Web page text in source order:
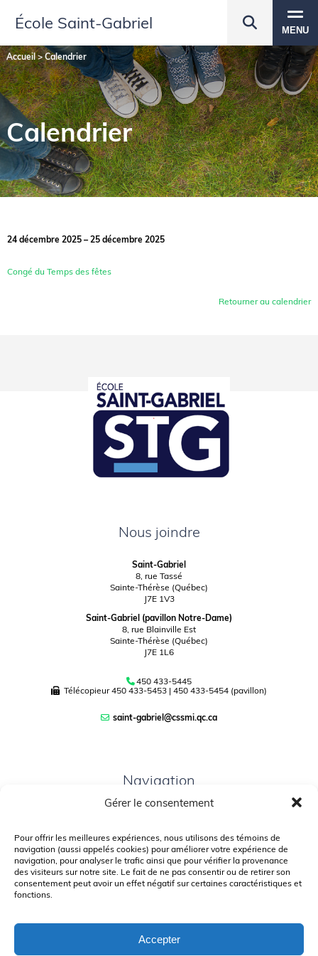
Gérer le consentement
Pour offrir les meilleures expériences, nous utilisons des témoins de
navigation (aussi appelés cookies) pour améliorer votre expérience de
navigation, pour analyser le trafic ainsi que pour vérifier la provenance
des visiteurs sur notre site. Le fait de ne pas consentir ou de retirer son
consentement peut avoir un effet négatif sur certaines caractéristiques et
fonctions.
Accepter
École Saint‑Gabriel MENU
Accueil>Calendrier
Calendrier
24 décembre 2025 – 25 décembre 2025
Congé du Temps des fêtes
Retourner au calendrier
Nous joindre
Saint-Gabriel
8, rue Tassé
Sainte-Thérèse (Québec)
J7E 1V3
Saint-Gabriel (pavillon Notre-Dame)
8, rue Blainville Est
Sainte-Thérèse (Québec)
J7E 1L6
450 433-5445
Télécopieur450 433-5453| 450 433-5454 (pavillon)
saint-gabriel@cssmi.qc.ca
Navigation
PORTAIL PARENTS
PLAINTE – SERVICE À L’ÉLÈVE
POLITIQUE DE CONFIDENTIALITÉ